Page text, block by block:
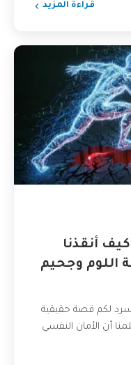
قراءة المزيد
أنقذنا
اللوم وجحيم
لكم قصة حقيقية
أن الأمان النفسي